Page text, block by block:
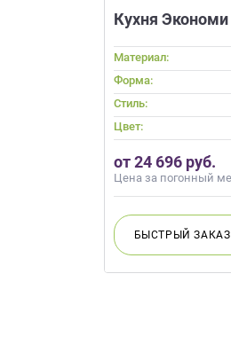
Кухня Экономи
Материал:
Форма:
Стиль:
Цвет:
от 24 696 руб.
Цена за погонный
БЫСТРЫЙЗАКАЗ